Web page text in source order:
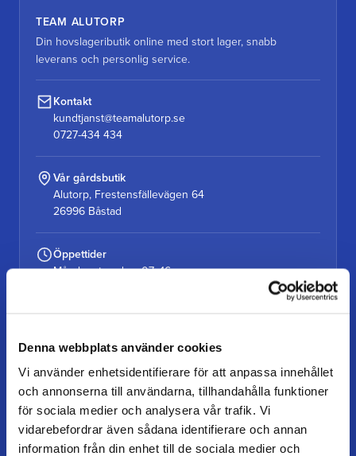
Denna webbplats använder cookies
Vi använder enhetsidentifierare för att anpassa innehållet
och annonserna till användarna, tillhandahålla funktioner
för sociala medier och analysera vår trafik. Vi
vidarebefordrar även sådana identifierare och annan
information från din enhet till de sociala medier och
TEAM ALUTORP
Din hovslageributik online med stort lager, snabb
leverans och personlig service.
Kontakt
kundtjanst@teamalutorp.se
0727-434 434
Vår gårdsbutik
Alutorp, Frestensfällevägen 64
26996 Båstad
Öppettider
Måndag–torsdag: 07–16
Mina sidor
FAQ